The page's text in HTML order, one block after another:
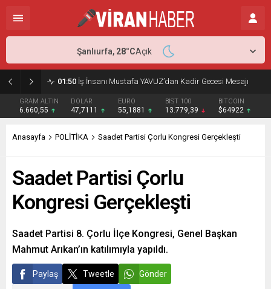
01:50 İş İnsanı Mustafa YAVUZ’dan Kadir Gecesi Mesajı
GRAM ALTIN
6.660,55
DOLAR
47,7111
EURO
55,1881
BIST 100
13.779,39
BITCOIN
$64922
Şanlıurfa, 28°CAçık
Anasayfa POLİTİKA Saadet Partisi Çorlu Kongresi Gerçekleşti
Saadet Partisi Çorlu
Kongresi Gerçekleşti
Saadet Partisi 8. Çorlu İlçe Kongresi, Genel Başkan
Mahmut Arıkan’ın katılımıyla yapıldı.
Paylaş Tweetle Gönder